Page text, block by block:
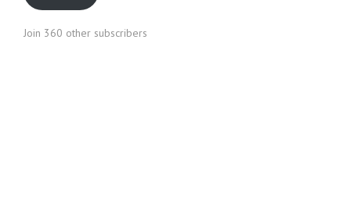
Join 360 other subscribers